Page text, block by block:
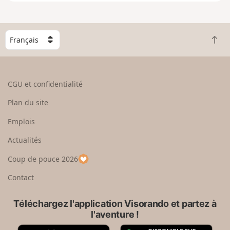
g
n
C
h
o
e
u
p
a
R
e
CGU et confidentialité
Plan du site
Emplois
Actualités
Coup de pouce 2026
Contact
Téléchargez l'application Visorando et partez à
l'aventure !